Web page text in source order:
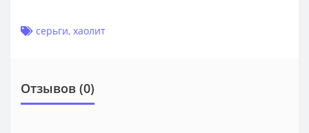
серьги, хаолит
Отзывов (0)